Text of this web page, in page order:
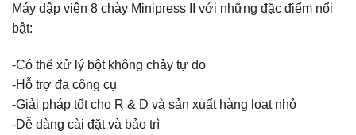
Máy dập viên 8 chày Minipress II với những đặc điểm nổi
bật:
-Có thể xử lý bột không chảy tự do
-Hỗ trợ đa công cụ
-Giải pháp tốt cho R & D và sản xuất hàng loạt nhỏ
-Dễ dàng cài đặt và bảo trì